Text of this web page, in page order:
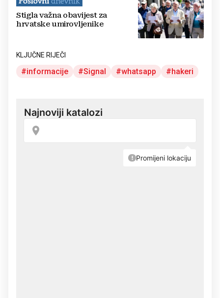
Stigla važna obavijest za
hrvatske umirovljenike
KLJUČNE RIJEČI
informacije Signal whatsapp hakeri